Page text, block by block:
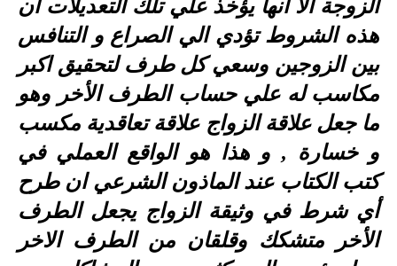
هذه الشروط تؤدي الي الصراع و التنافس
بين الزوجين وسعي كل طرف لتحقيق اكبر
مكاسب له علي حساب الطرف الأخر وهو
ما جعل علاقة الزواج علاقة تعاقدية مكسب
و خسارة , و هذا هو الواقع العملي في
كتب الكتاب عند الماذون الشرعي ان طرح
أي شرط في وثيقة الزواج يجعل الطرف
الأخر متشكك وقلقان من الطرف الاخر